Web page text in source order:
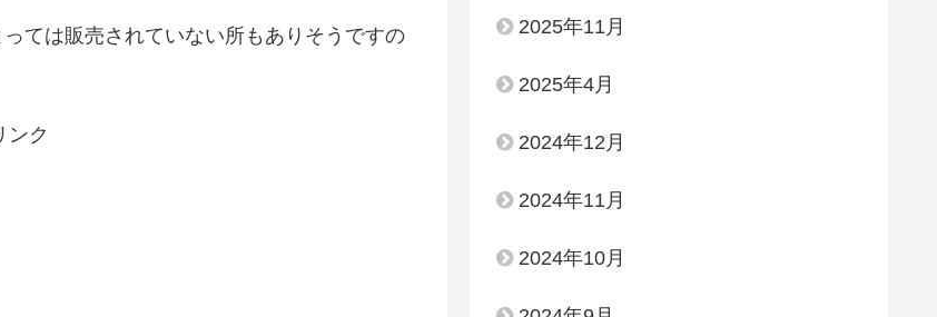
ては販売されていない所もありそうですの
ンク
2025年11月
2025年4月
2024年12月
2024年11月
2024年10月